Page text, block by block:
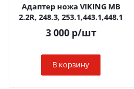
Адаптер ножа VIKING MB
2.2R, 248.3, 253.1,443.1,448.1
3 000р/шт
В корзину